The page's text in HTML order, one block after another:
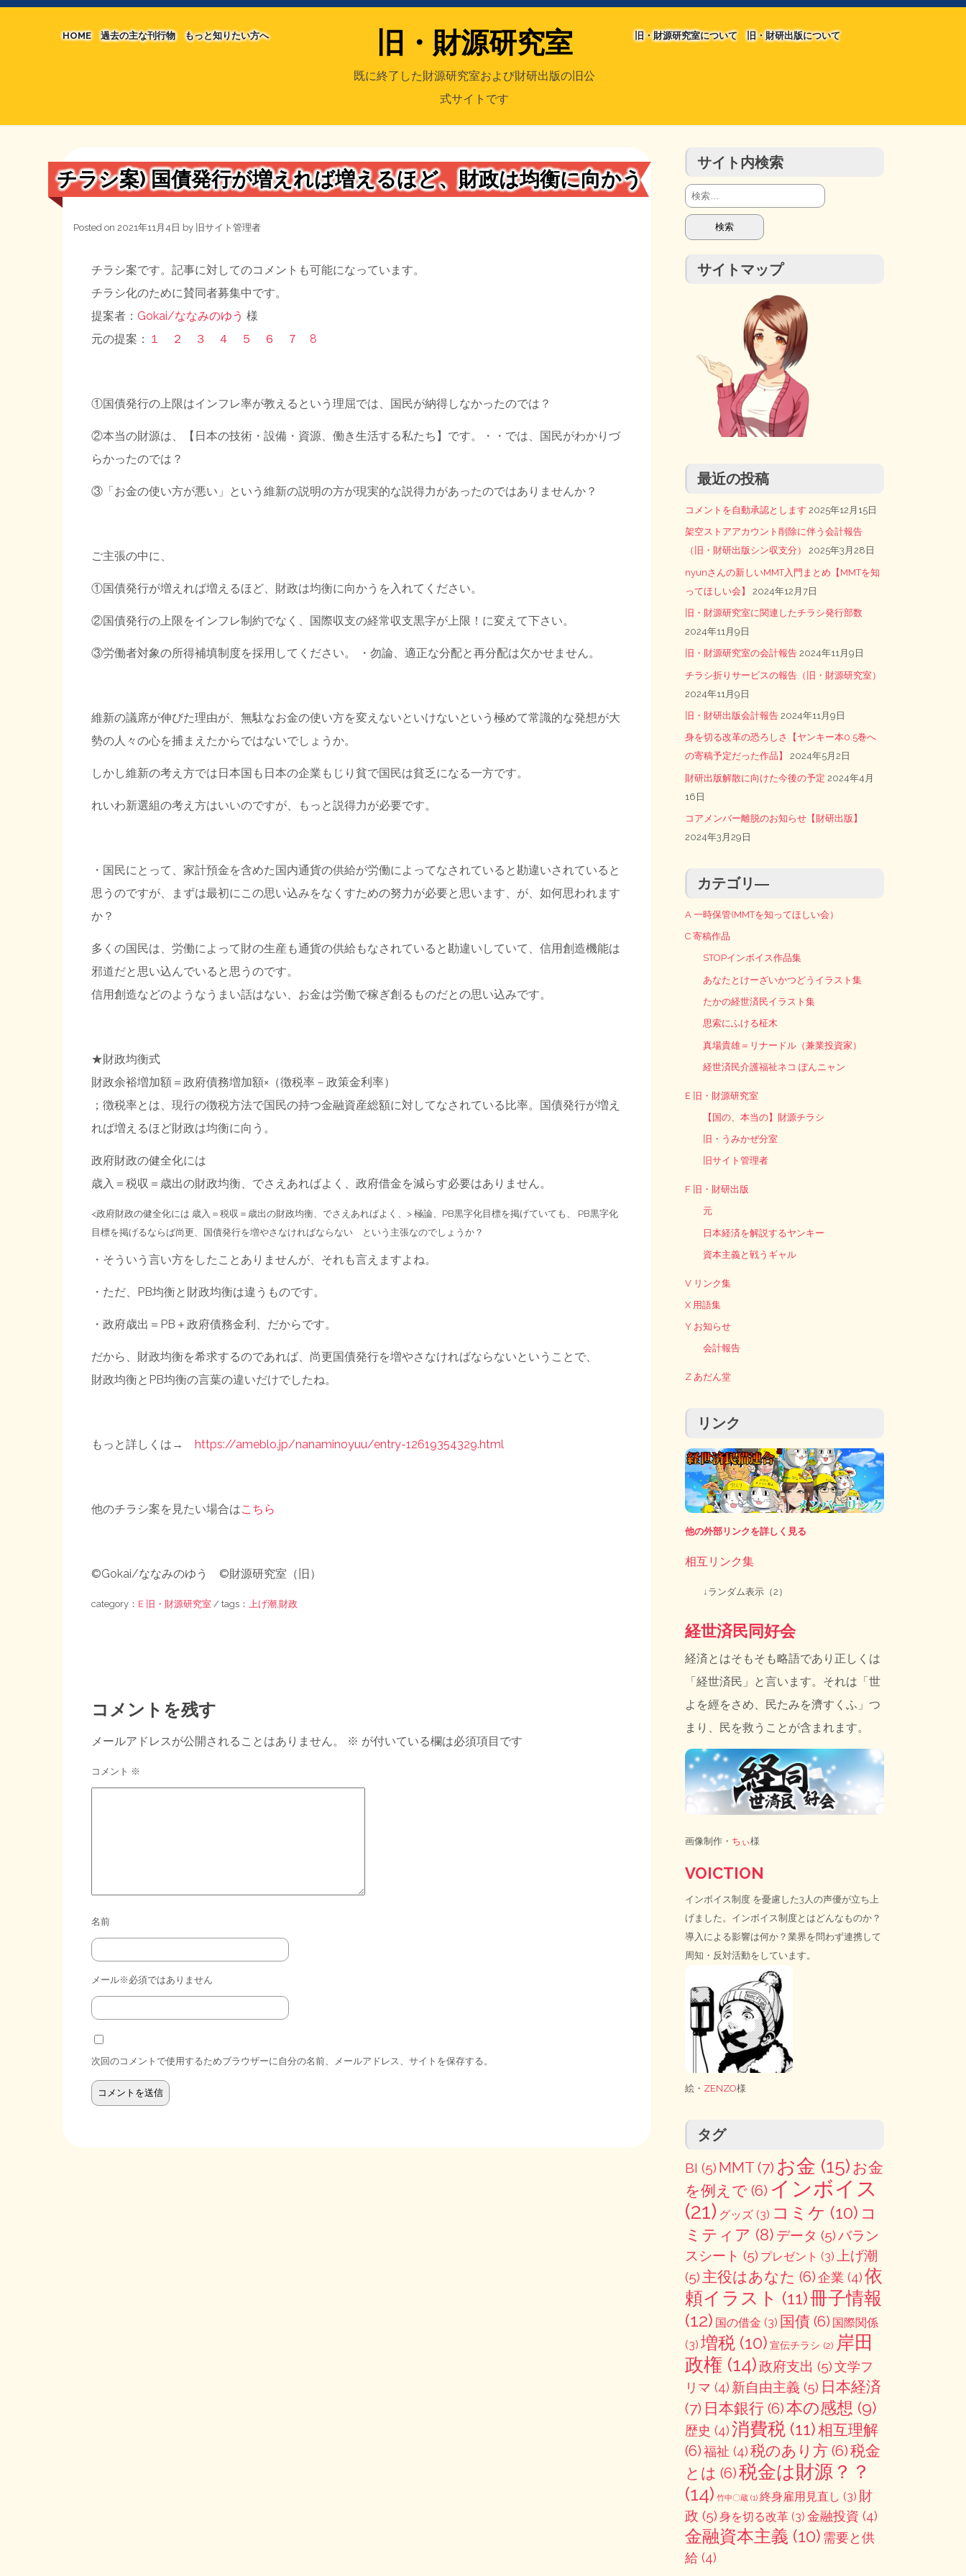
HOME 過去の主な刊行物 もっと知りたい方へ
たかの経世済民イラスト集
旧・財源研究室
既に終了した財源研究室および財研出版の旧公
式サイトです
旧・財源研究室について 旧・財研出版について
チラシ案) 国債発行が増えれば増えるほど、財政は均衡に向かう
Posted on 2021年11月4日 by 旧サイト管理者
チラシ案です。記事に対してのコメントも可能になっています。
チラシ化のために賛同者募集中です。
提案者： Gokai/ななみのゆう 様
元の提案： １ ２ ３ ４ ５ ６ ７ 8
①国債発行の上限はインフレ率が教えるという理屈では、国民が納得しなかったのでは？
②本当の財源は、【日本の技術・設備・資源、働き生活する私たち】です。・・では、国民がわかりづ
らかったのでは？
③「お金の使い方が悪い」という維新の説明の方が現実的な説得力があったのではありませんか？
ご主張の中に、
①国債発行が増えれば増えるほど、財政は均衡に向かうを入れてください。
②国債発行の上限をインフレ制約でなく、国際収支の経常収支黒字が上限！に変えて下さい。
③労働者対象の所得補填制度を採用してください。 ・勿論、適正な分配と再分配は欠かせません。
維新の議席が伸びた理由が、無駄なお金の使い方を変えないといけないという極めて常識的な発想が大
勢の人々の心を捕まえたからではないでしょうか。
しかし維新の考え方では日本国も日本の企業もじり貧で国民は貧乏になる一方です。
れいわ新選組の考え方はいいのですが、もっと説得力が必要です。
・国民にとって、家計預金を含めた国内通貨の供給が労働によってなされていると勘違いされていると
思うのですが、まずは最初にこの思い込みをなくすための努力が必要と思います、が、如何思われます
か？
多くの国民は、労働によって財の生産も通貨の供給もなされていると勘違いしていて、信用創造機能は
邪道だと思い込んでいると思うのです。
信用創造などのようなうまい話はない、お金は労働で稼ぎ創るものだとの思い込みです。
★財政均衡式
財政余裕増加額＝政府債務増加額×（徴税率－政策金利率）
；徴税率とは、現行の徴税方法で国民の持つ金融資産総額に対してなされている比率。国債発行が増え
れば増えるほど財政は均衡に向う。
政府財政の健全化には
歳入＝税収＝歳出の財政均衡、でさえあればよく、政府借金を減らす必要はありません。
<政府財政の健全化には 歳入＝税収＝歳出の財政均衡、でさえあればよく、> 極論、PB黒字化目標を掲げていても、 PB黒字化
目標を掲げるならば尚更、国債発行を増やさなければならない という主張なのでしょうか？
・そういう言い方をしたことありませんが、それも言えますよね。
・ただ、PB均衡と財政均衡は違うものです。
・政府歳出＝PB＋政府債務金利、だからです。
だから、財政均衡を希求するのであれば、尚更国債発行を増やさなければならないということで、
財政均衡とPB均衡の言葉の違いだけでしたね。
もっと詳しくは→https://ameblo.jp/nanaminoyuu/entry-12619354329.html
他のチラシ案を見たい場合はこちら
©Gokai/ななみのゆう ©財源研究室（旧）
category： E 旧・財源研究室 / tags： 上げ潮 財政
コメントを残す
メールアドレスが公開されることはありません。 ※ が付いている欄は必須項目です
コメント ※
名前
メール※必須ではありません
次回のコメントで使用するためブラウザーに自分の名前、メールアドレス、サイトを保存する。
サイト内検索
検
索:
サイトマップ
最近の投稿
コメントを自動承認とします 2025年12月15日
架空ストアアカウント削除に伴う会計報告
（旧・財研出版シン収支分）
2025年3月28日
nyunさんの新しいMMT入門まとめ【MMTを知
ってほしい会】
2024年12月7日
旧・財源研究室に関連したチラシ発行部数
2024年11月9日
旧・財源研究室の会計報告 2024年11月9日
チラシ折りサービスの報告（旧・財源研究室）
2024年11月9日
旧・財研出版会計報告 2024年11月9日
身を切る改革の恐ろしさ【ヤンキー本0.5巻へ
の寄稿予定だった作品】
2024年5月2日
財研出版解散に向けた今後の予定 2024年4月
16日
コアメンバー離脱のお知らせ【財研出版】
2024年3月29日
カテゴリ―
A 一時保管(MMTを知ってほしい会）
C 寄稿作品
STOPインボイス作品集
あなたとけーざいかつどうイラスト集
たかの経世済民イラスト集
思索にふける柾木
真場貴雄＝リナードル（兼業投資家）
経世済民介護福祉ネコ ぽんニャン
E 旧・財源研究室
【国の、本当の】財源チラシ
旧・うみかぜ分室
旧サイト管理者
F 旧・財研出版
元
日本経済を解説するヤンキー
資本主義と戦うギャル
V リンク集
X 用語集
Y お知らせ
会計報告
Z あだん堂
リンク
他の外部リンクを詳しく見る
相互リンク集
↓ランダム表示（2）
経世済民同好会
経済とはそもそも略語であり正しくは
「経世済民」と言います。それは「世
よを經をさめ、民たみを濟すくふ」つ
まり、民を救うことが含まれます。
画像制作・ ちぃ様
VOICTION
インボイス制度を憂慮した3人の声優が立ち上
げました。インボイス制度とはどんなものか？
導入による影響は何か？業界を問わず連携して
周知・反対活動をしています。
絵・ ZENZO様
タグ
BI (5) MMT(7) お金 (15) お金
を例えで(6) インボイス
(21) グッズ(3) コミケ (10) コ
ミティア (8) データ (5)バラン
スシート (5) プレゼント (3) 上げ潮
(5) 主役はあなた (6)企業 (4)依
頼イラスト (11)冊子情報
(12) 国の借金 (3) 国債(6) 国際関係
(3) 増税(10) 宣伝チラシ (2) 岸田
政権 (14)政府支出 (5)文学フ
リマ (4) 新自由主義 (5) 日本経済
(7) 日本銀行(6)本の感想 (9)
歴史 (4)消費税(11)相互理解
(6)福祉 (4)税のあり方(6)税金
とは (6)税金は財源？？
(14) 竹中〇蔵(1) 終身雇用見直し (3) 財
政 (5) 身を切る改革(3) 金融投資 (4)
金融資本主義 (10) 需要と供
給 (4)